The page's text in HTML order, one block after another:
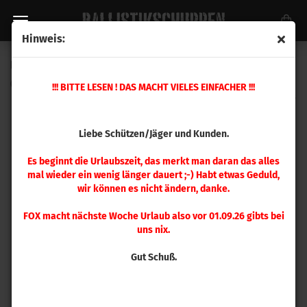
Hinweis:
!!! BITTE LESEN ! DAS MACHT VIELES EINFACHER !!!
Liebe Schützen/Jäger und Kunden.
Es beginnt die Urlaubszeit, das merkt man daran das alles
mal wieder ein wenig länger dauert ;-) Habt etwas Geduld,
wir können es nicht ändern, danke.
FOX macht nächste Woche Urlaub also vor 01.09.26 gibts bei
uns nix.
Gut Schuß.
198981685)